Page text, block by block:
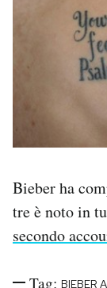
Bieber ha
tre è noto in
secondo
Tag: BIEBER